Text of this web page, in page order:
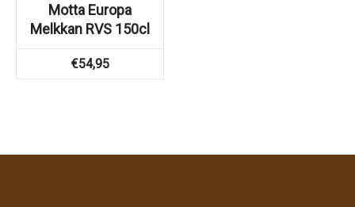
Motta Europa
Melkkan RVS 150cl
€54,95